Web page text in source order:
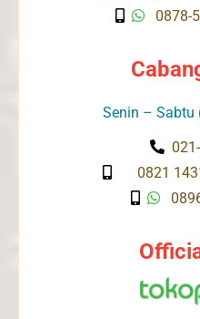
0878-
Senin – Sabtu
0821